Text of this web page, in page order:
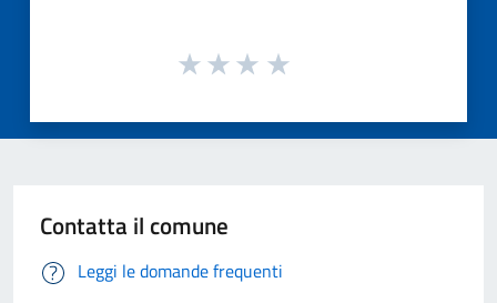
Contatta il comune
Leggi le domande frequenti